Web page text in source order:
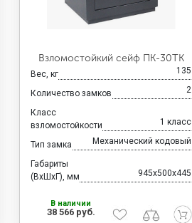
Взломостойкий сейф ПК-30ТК
Вес, кг 135
Количество замков 2
Класс
взломостойкости
1 класс
Тип замка Механический кодовый
Габариты
(ВхШхГ), мм
945x500x445
В наличии
38 566 руб.